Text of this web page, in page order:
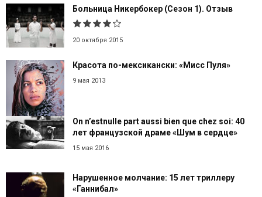
Больница Никербокер (Сезон 1). Отзыв
20 октября 2015
Красота по-мексикански: «Мисс Пуля»
9 мая 2013
On n’estnulle part aussi bien que chez soi: 40
лет французской драме «Шум в сердце»
15 мая 2016
Нарушенное молчание: 15 лет триллеру
«Ганнибал»